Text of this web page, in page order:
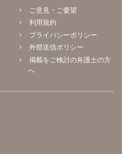
ご意見・ご要望
利用規約
プライバシーポリシー
外部送信ポリシー
掲載をご検討の弁護士の方
へ